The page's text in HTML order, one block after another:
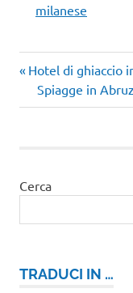
milanese
articoli
Articolo
precedente:
Hotel di ghiaccio
Articolo
successivo:
Spiagge in
Cerca
TRADUCI IN …